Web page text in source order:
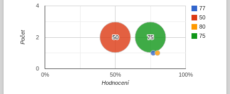
77
50
80
75
50
50 75
75
0% 50% 100%
0
2
4
Hodnocení
Počet